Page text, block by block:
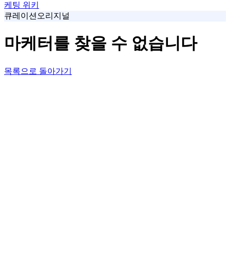
케팅 위키
큐레이션 오리지널
마케터를 찾을 수 없습니다
목록으로 돌아가기